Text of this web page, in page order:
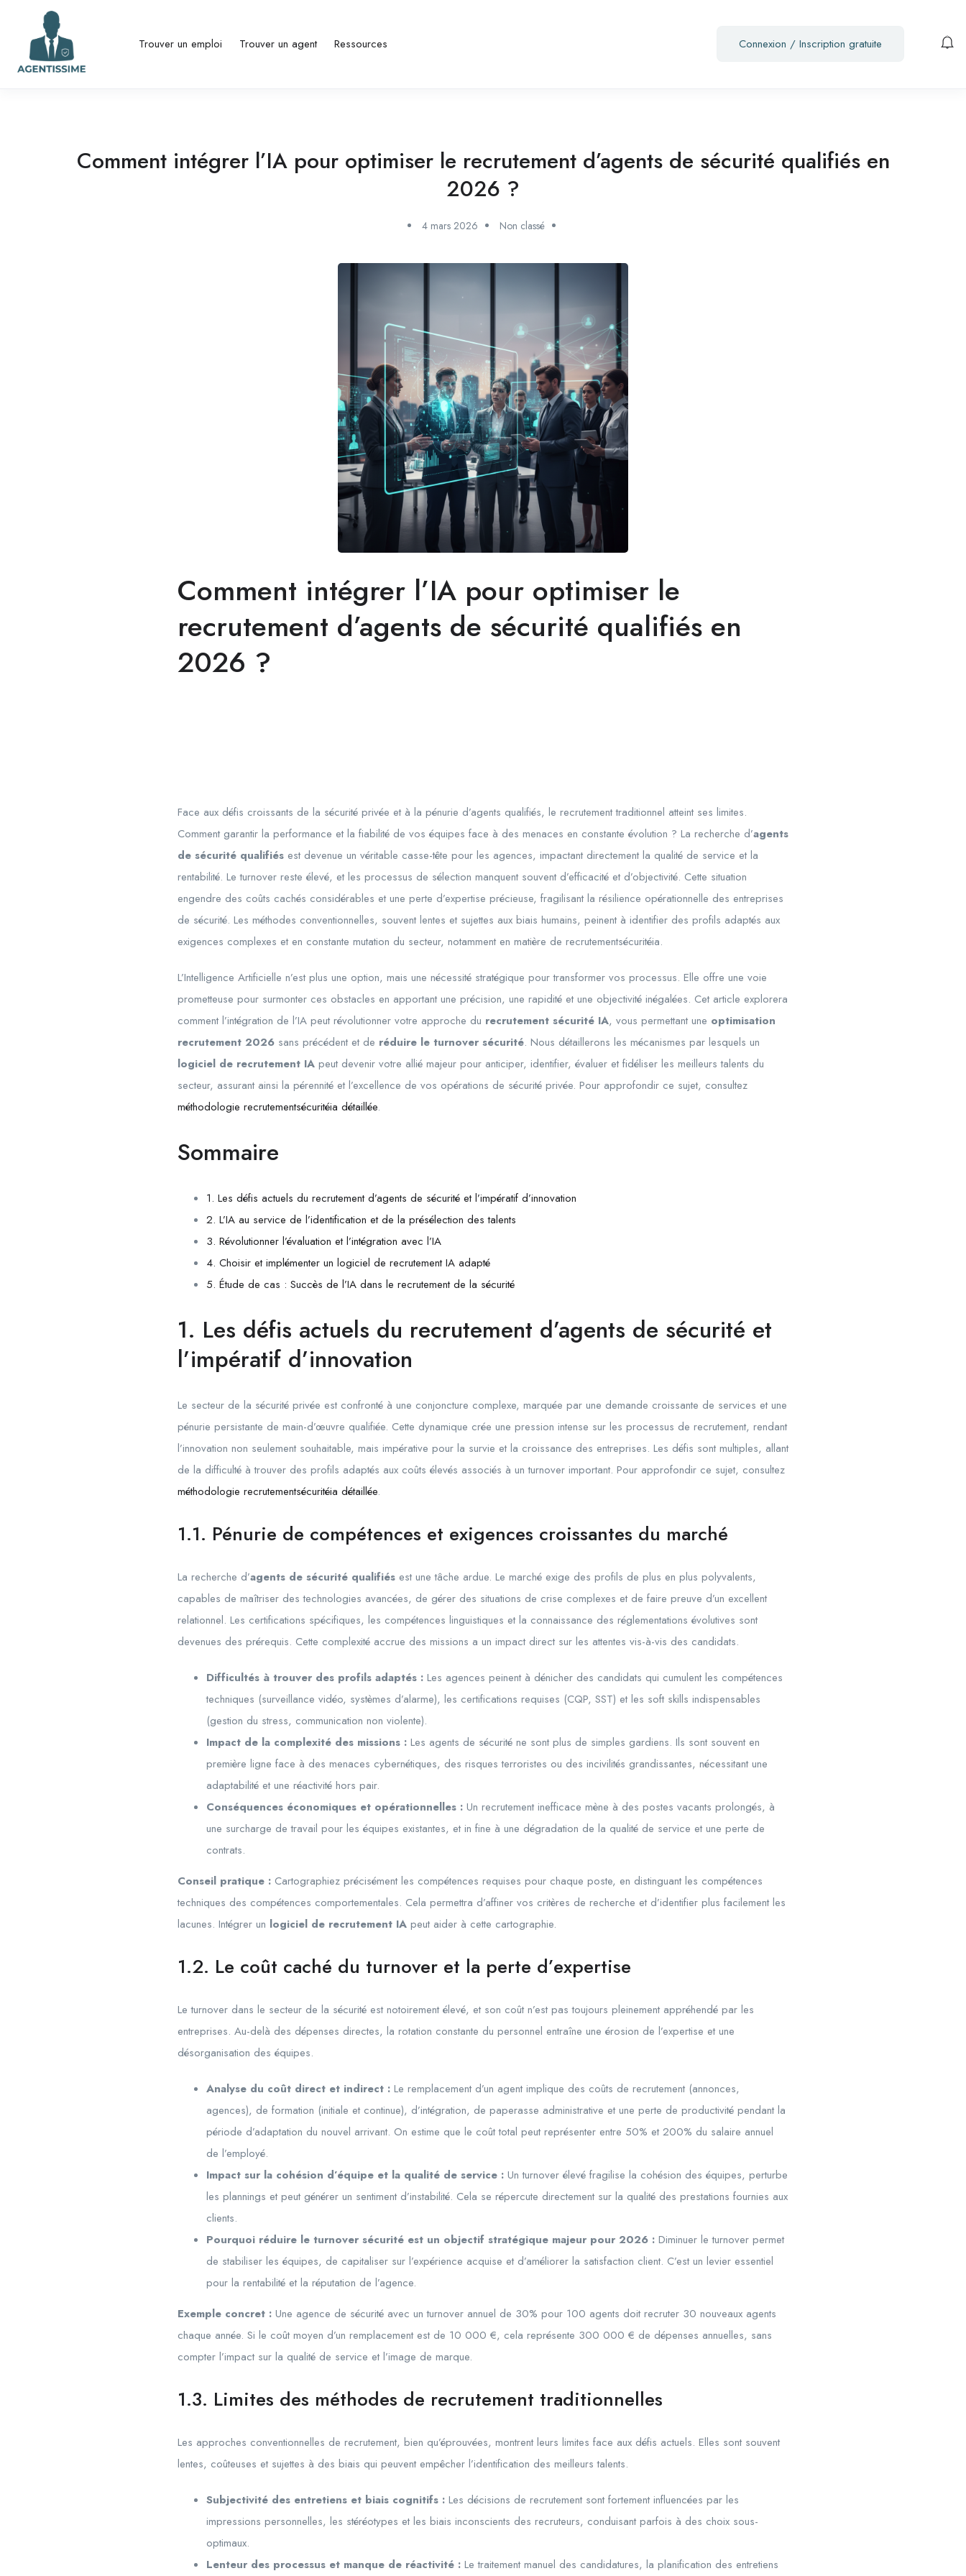
Trouver un emploi Trouver un agent Ressources Connexion / Inscription gratuite
Comment intégrer l’IA pour optimiser le recrutement d’agents de sécurité qualifiés en
2026 ?
4 mars 2026 Non classé
Comment intégrer l’IA pour optimiser le
recrutement d’agents de sécurité qualifiés en
2026 ?
Face aux défis croissants de la sécurité privée et à la pénurie d’agents qualifiés, le recrutement traditionnel atteint ses limites.
Comment garantir la performance et la fiabilité de vos équipes face à des menaces en constante évolution ? La recherche d’agents
de sécurité qualifiés est devenue un véritable casse-tête pour les agences, impactant directement la qualité de service et la
rentabilité. Le turnover reste élevé, et les processus de sélection manquent souvent d’efficacité et d’objectivité. Cette situation
engendre des coûts cachés considérables et une perte d’expertise précieuse, fragilisant la résilience opérationnelle des entreprises
de sécurité. Les méthodes conventionnelles, souvent lentes et sujettes aux biais humains, peinent à identifier des profils adaptés aux
exigences complexes et en constante mutation du secteur, notamment en matière de recrutementsécuritéia.
L’Intelligence Artificielle n’est plus une option, mais une nécessité stratégique pour transformer vos processus. Elle offre une voie
prometteuse pour surmonter ces obstacles en apportant une précision, une rapidité et une objectivité inégalées. Cet article explorera
comment l’intégration de l’IA peut révolutionner votre approche du recrutement sécurité IA, vous permettant une optimisation
recrutement 2026 sans précédent et de réduire le turnover sécurité. Nous détaillerons les mécanismes par lesquels un
logiciel de recrutement IA peut devenir votre allié majeur pour anticiper, identifier, évaluer et fidéliser les meilleurs talents du
secteur, assurant ainsi la pérennité et l’excellence de vos opérations de sécurité privée. Pour approfondir ce sujet, consultez
méthodologie recrutementsécuritéia détaillée.
Sommaire
1. Les défis actuels du recrutement d’agents de sécurité et l’impératif d’innovation
2. L’IA au service de l’identification et de la présélection des talents
3. Révolutionner l’évaluation et l’intégration avec l’IA
4. Choisir et implémenter un logiciel de recrutement IA adapté
5. Étude de cas : Succès de l’IA dans le recrutement de la sécurité
1. Les défis actuels du recrutement d’agents de sécurité et
l’impératif d’innovation
Le secteur de la sécurité privée est confronté à une conjoncture complexe, marquée par une demande croissante de services et une
pénurie persistante de main-d’œuvre qualifiée. Cette dynamique crée une pression intense sur les processus de recrutement, rendant
l’innovation non seulement souhaitable, mais impérative pour la survie et la croissance des entreprises. Les défis sont multiples, allant
de la difficulté à trouver des profils adaptés aux coûts élevés associés à un turnover important. Pour approfondir ce sujet, consultez
méthodologie recrutementsécuritéia détaillée.
1.1. Pénurie de compétences et exigences croissantes du marché
La recherche d’agents de sécurité qualifiés est une tâche ardue. Le marché exige des profils de plus en plus polyvalents,
capables de maîtriser des technologies avancées, de gérer des situations de crise complexes et de faire preuve d’un excellent
relationnel. Les certifications spécifiques, les compétences linguistiques et la connaissance des réglementations évolutives sont
devenues des prérequis. Cette complexité accrue des missions a un impact direct sur les attentes vis-à-vis des candidats.
Difficultés à trouver des profils adaptés : Les agences peinent à dénicher des candidats qui cumulent les compétences
techniques (surveillance vidéo, systèmes d’alarme), les certifications requises (CQP, SST) et les soft skills indispensables
(gestion du stress, communication non violente).
Impact de la complexité des missions : Les agents de sécurité ne sont plus de simples gardiens. Ils sont souvent en
première ligne face à des menaces cybernétiques, des risques terroristes ou des incivilités grandissantes, nécessitant une
adaptabilité et une réactivité hors pair.
Conséquences économiques et opérationnelles : Un recrutement inefficace mène à des postes vacants prolongés, à
une surcharge de travail pour les équipes existantes, et in fine à une dégradation de la qualité de service et une perte de
contrats.
Conseil pratique : Cartographiez précisément les compétences requises pour chaque poste, en distinguant les compétences
techniques des compétences comportementales. Cela permettra d’affiner vos critères de recherche et d’identifier plus facilement les
lacunes. Intégrer un logiciel de recrutement IA peut aider à cette cartographie.
1.2. Le coût caché du turnover et la perte d’expertise
Le turnover dans le secteur de la sécurité est notoirement élevé, et son coût n’est pas toujours pleinement appréhendé par les
entreprises. Au-delà des dépenses directes, la rotation constante du personnel entraîne une érosion de l’expertise et une
désorganisation des équipes.
Analyse du coût direct et indirect : Le remplacement d’un agent implique des coûts de recrutement (annonces,
agences), de formation (initiale et continue), d’intégration, de paperasse administrative et une perte de productivité pendant la
période d’adaptation du nouvel arrivant. On estime que le coût total peut représenter entre 50% et 200% du salaire annuel
de l’employé.
Impact sur la cohésion d’équipe et la qualité de service : Un turnover élevé fragilise la cohésion des équipes, perturbe
les plannings et peut générer un sentiment d’instabilité. Cela se répercute directement sur la qualité des prestations fournies aux
clients.
Pourquoi réduire le turnover sécurité est un objectif stratégique majeur pour 2026 : Diminuer le turnover permet
de stabiliser les équipes, de capitaliser sur l’expérience acquise et d’améliorer la satisfaction client. C’est un levier essentiel
pour la rentabilité et la réputation de l’agence.
Exemple concret : Une agence de sécurité avec un turnover annuel de 30% pour 100 agents doit recruter 30 nouveaux agents
chaque année. Si le coût moyen d’un remplacement est de 10 000 €, cela représente 300 000 € de dépenses annuelles, sans
compter l’impact sur la qualité de service et l’image de marque.
1.3. Limites des méthodes de recrutement traditionnelles
Les approches conventionnelles de recrutement, bien qu’éprouvées, montrent leurs limites face aux défis actuels. Elles sont souvent
lentes, coûteuses et sujettes à des biais qui peuvent empêcher l’identification des meilleurs talents.
Subjectivité des entretiens et biais cognitifs : Les décisions de recrutement sont fortement influencées par les
impressions personnelles, les stéréotypes et les biais inconscients des recruteurs, conduisant parfois à des choix sous-
optimaux.
Lenteur des processus et manque de réactivité : Le traitement manuel des candidatures, la planification des entretiens